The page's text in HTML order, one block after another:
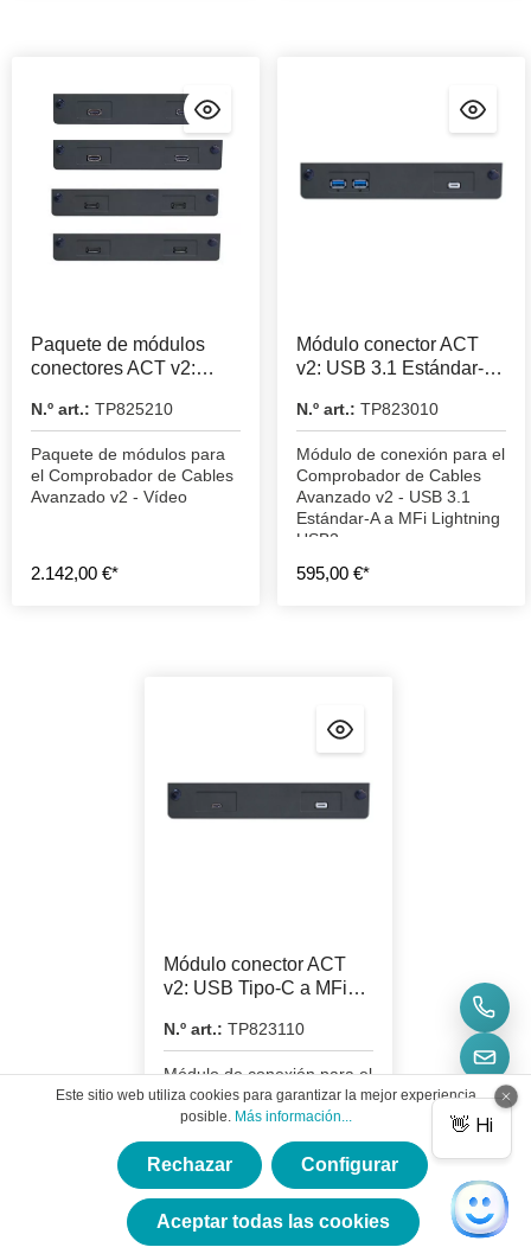
Paquete de módulos
conectores ACT v2:
N.º art.: TP825210
Paquete de módulos para
el Comprobador de Cables
Avanzado v2 - Vídeo
2.142,00 €*
Módulo conector ACT
v2: USB 3.1 Estándar-A
N.º art.: TP823010
Módulo de conexión para el
Comprobador de Cables
Avanzado v2 - USB 3.1
Estándar-A a MFi Lightning
USB2
595,00 €*
Módulo conector ACT
v2: USB Tipo-C a MFi
N.º art.: TP823110
Módulo de conexión para el
Comprobador de Cables
Avanzado v2 - USB Tipo-C
a MFi Lighting USB2
595,00 €*
Este sitio web utiliza cookies para garantizar la mejor experiencia
posible. Más información...
Rechazar Configurar
Aceptar todas las cookies